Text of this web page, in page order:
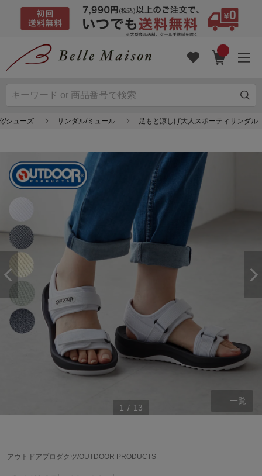
/シューズ サンダル/ミュール 足もと涼しげ大人スポーティサンダル
1 / 13
一覧
アウトドアプロダクツ/OUTDOOR PRODUCTS